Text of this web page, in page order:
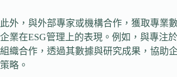
此外，與外部專家或機構合作，獲取專業
企業在ESG管理上的表現。例如，與專注
組織合作，透過其數據與研究成果，協助
策略。